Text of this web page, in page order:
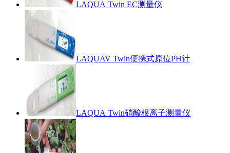
LAQUA Twin EC测量仪
LAQUAV Twin便携式原位PH计
LAQUA Twin硝酸根离子测量仪